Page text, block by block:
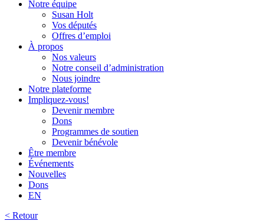
Notre équipe
Susan Holt
Vos députés
Offres d’emploi
À propos
Nos valeurs
Notre conseil d’administration
Nous joindre
Notre plateforme
Impliquez-vous!
Devenir membre
Dons
Programmes de soutien
Devenir bénévole
Être membre
Événements
Nouvelles
Dons
EN
< Retour